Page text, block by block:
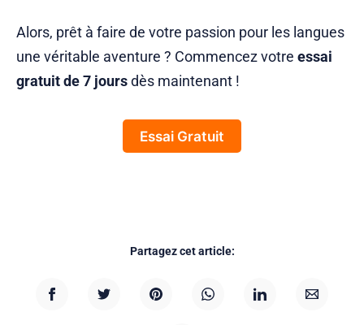
Alors, prêt à faire de votre passion pour les langues
une véritable aventure ? Commencez votre essai
gratuit de 7 joursdès maintenant !
Essai Gratuit
Partagez cet article: